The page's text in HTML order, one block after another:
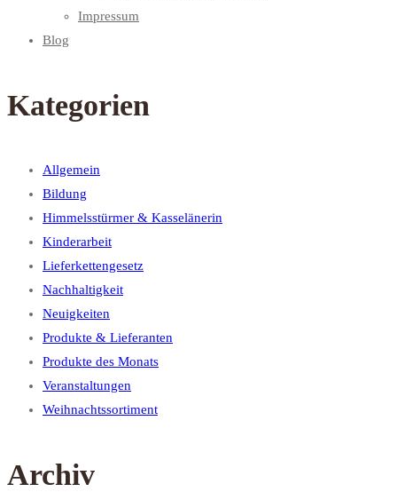
Impressum
Blog
Kategorien
Allgemein
Bildung
Himmelsstürmer & Kasselänerin
Kinderarbeit
Lieferkettengesetz
Nachhaltigkeit
Neuigkeiten
Produkte & Lieferanten
Produkte des Monats
Veranstaltungen
Weihnachtssortiment
Archiv